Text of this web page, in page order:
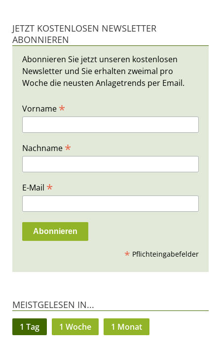
JETZT KOSTENLOSEN NEWSLETTER
ABONNIEREN
Abonnieren Sie jetzt unseren kostenlosen
Newsletter und Sie erhalten zweimal pro
Woche die neusten Anlagetrends per Email.
Vorname *
Nachname *
E-Mail *
* Pflichteingabefelder
MEISTGELESEN IN...
1 Tag 1 Woche 1 Monat